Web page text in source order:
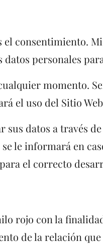
el consentimiento.
personales
momento.
el uso del Sitio
sus datos a
le informará en
el correcto
rojo con la
de la relación